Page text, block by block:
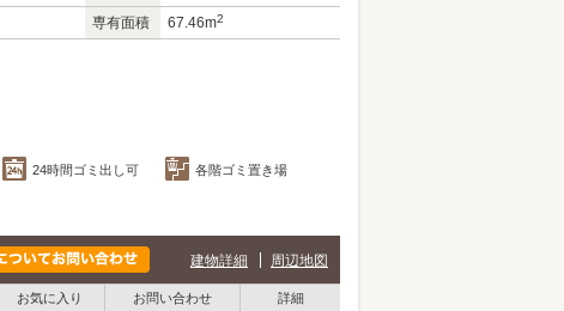
専有面積 67.46m2
24時間ゴミ出し可 各階ゴミ置き場
建物詳細 周辺地図
お気に入り お問い合わせ 詳細